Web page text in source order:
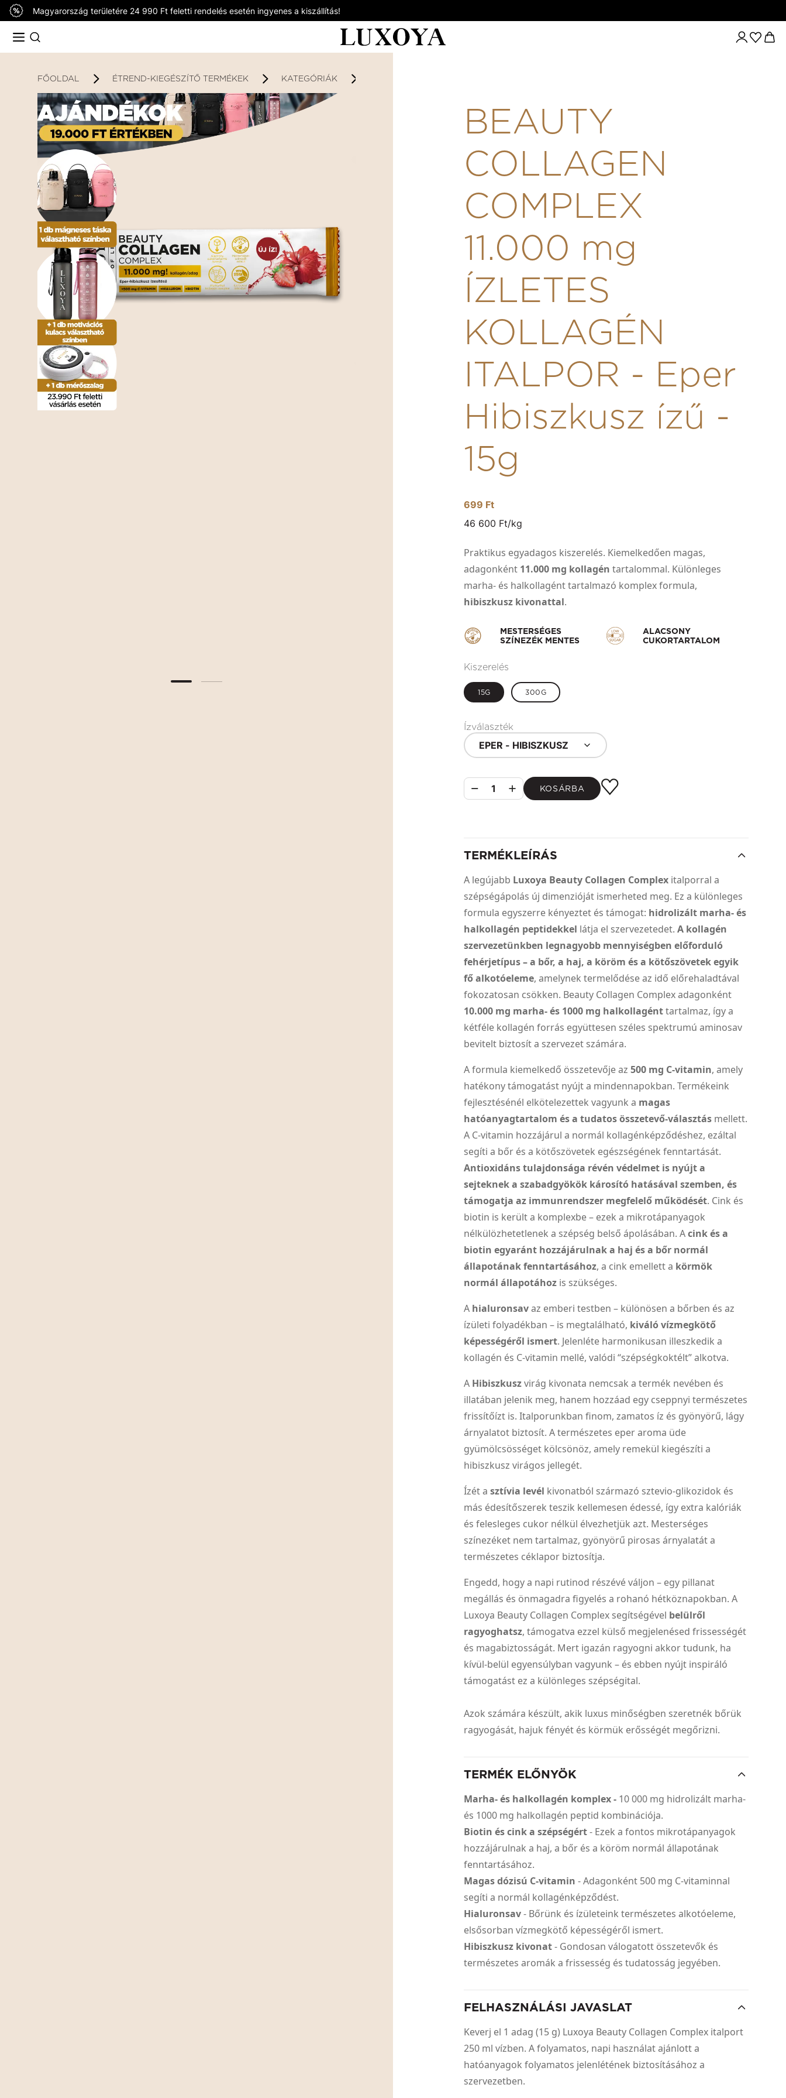
Magyarország területére 24 990 Ft feletti rendelés esetén ingyenes a kiszállítás!
FŐOLDAL ÉTREND-KIEGÉSZÍTŐ TERMÉKEK KATEGÓRIÁK
BEAUTY
COLLAGEN
COMPLEX
11.000 mg
ÍZLETES
KOLLAGÉN
ITALPOR - Eper
Hibiszkusz ízű -
15g
699 Ft
46 600 Ft/kg
Praktikus egyadagos kiszerelés. Kiemelkedően magas,
adagonként 11.000 mg kollagén tartalommal. Különleges
marha- és halkollagént tartalmazó komplex formula,
hibiszkusz kivonattal.
MESTERSÉGES
SZÍNEZÉK MENTES
ALACSONY
CUKORTARTALOM
Kiszerelés
15G 300G
Ízválaszték
EPER - HIBISZKUSZ
1 KOSÁRBA
TERMÉKLEÍRÁS
A legújabb Luxoya Beauty Collagen Complex italporral a
szépségápolás új dimenzióját ismerheted meg. Ez a különleges
formula egyszerre kényeztet és támogat: hidrolizált marha- és
halkollagén peptidekkel látja el szervezetedet.A kollagén
szervezetünkben legnagyobb mennyiségben előforduló
fehérjetípus – a bőr, a haj, a köröm és a kötőszövetek egyik
fő alkotóeleme, amelynek termelődése az idő előrehaladtával
fokozatosan csökken. Beauty Collagen Complex adagonként
10.000 mg marha- és 1000 mg halkollagénttartalmaz, így a
kétféle kollagén forrás együttesen széles spektrumú aminosav
bevitelt biztosít a szervezet számára.
A formula kiemelkedő összetevője az500 mg C-vitamin, amely
hatékony támogatást nyújt a mindennapokban. Termékeink
fejlesztésénél elkötelezettek vagyunk a magas
hatóanyagtartalom és a tudatos összetevő-választás mellett.
A C-vitamin hozzájárul a normál kollagénképződéshez, ezáltal
segíti a bőr és a kötőszövetek egészségének fenntartását.
Antioxidáns tulajdonsága révén védelmet is nyújt a
sejteknek a szabadgyökök károsító hatásával szemben, és
támogatja az immunrendszer megfelelő működését. Cink és
biotin is került a komplexbe – ezek a mikrotápanyagok
nélkülözhetetlenek a szépség belső ápolásában. Acink és a
biotin egyaránt hozzájárulnak a haj és a bőr normál
állapotának fenntartásához, a cink emellett a körmök
normál állapotához is szükséges.
A hialuronsavaz emberi testben – különösen a bőrben és az
ízületi folyadékban – is megtalálható, kiváló vízmegkötő
képességéről ismert. Jelenléte harmonikusan illeszkedik a
kollagén és C-vitamin mellé, valódi “szépségkoktélt” alkotva.
A Hibiszkuszvirág kivonata nemcsak a termék nevében és
illatában jelenik meg, hanem hozzáad egy cseppnyi természetes
frissítőízt is. Italporunkban finom, zamatos íz és gyönyörű, lágy
árnyalatot biztosít. A természetes eper aroma üde
gyümölcsösséget kölcsönöz, amely remekül kiegészíti a
hibiszkusz virágos jellegét.
Ízét asztívia levél kivonatból származó sztevio-glikozidok és
más édesítőszerek teszik kellemesen édessé, így extra kalóriák
és felesleges cukor nélkül élvezhetjük azt. Mesterséges
színezéket nem tartalmaz, gyönyörű pirosas árnyalatát a
természetes céklapor biztosítja.
Engedd, hogy a napi rutinod részévé váljon – egy pillanat
megállás és önmagadra figyelés a rohanó hétköznapokban. A
Luxoya Beauty Collagen Complex segítségével belülről
ragyoghatsz, támogatva ezzel külső megjelenésed frissességét
és magabiztosságát. Mert igazán ragyogni akkor tudunk, ha
kívül-belül egyensúlyban vagyunk – és ebben nyújt inspiráló
támogatást ez a különleges szépségital.
Azok számára készült, akik luxus minőségben szeretnék bőrük
ragyogását, hajuk fényét és körmük erősségét megőrizni.
TERMÉK ELŐNYÖK
Marha- és halkollagén komplex - 10 000 mg hidrolizált marha-
és 1000 mg halkollagén peptid kombinációja.
Biotin és cink a szépségért- Ezek a fontos mikrotápanyagok
hozzájárulnak a haj, a bőr és a köröm normál állapotának
fenntartásához.
Magas dózisú C-vitamin - Adagonként 500 mg C-vitaminnal
segíti a normál kollagénképződést.
Hialuronsav- Bőrünk és ízületeink természetes alkotóeleme,
elsősorban vízmegkötő képességéről ismert.
Hibiszkusz kivonat- Gondosan válogatott összetevők és
természetes aromák a frissesség és tudatosság jegyében.
FELHASZNÁLÁSI JAVASLAT
Keverj el 1 adag (15 g) Luxoya Beauty Collagen Complex italport
250 ml vízben. A folyamatos, napi használat ajánlott a
hatóanyagok folyamatos jelenlétének biztosításához a
szervezetben.